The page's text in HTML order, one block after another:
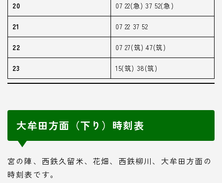
20 07 22(急) 37 52(急)
21 07 22 37 52
22 07 27(筑) 47(筑)
23 15(筑) 38(筑)
大牟田方面（下り）時刻表
宮の陣、西鉄久留米、花畑、西鉄柳川、大牟田方面の
時刻表です。